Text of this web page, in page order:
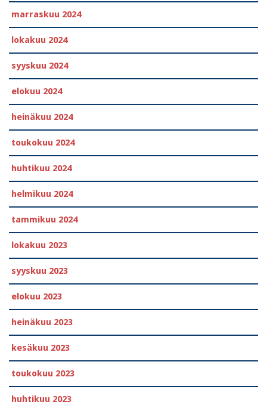
marraskuu 2024
lokakuu 2024
syyskuu 2024
elokuu 2024
heinäkuu 2024
toukokuu 2024
huhtikuu 2024
helmikuu 2024
tammikuu 2024
lokakuu 2023
syyskuu 2023
elokuu 2023
heinäkuu 2023
kesäkuu 2023
toukokuu 2023
huhtikuu 2023